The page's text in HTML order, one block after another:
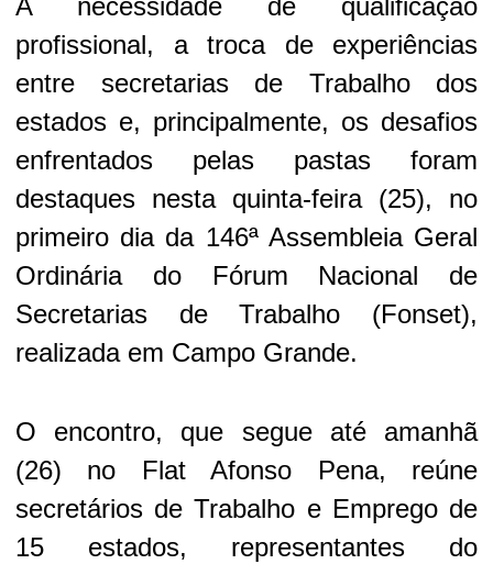
A necessidade de qualificação
profissional, a troca de experiências
entre secretarias de Trabalho dos
estados e, principalmente, os desafios
enfrentados pelas pastas foram
destaques nesta quinta-feira (25), no
primeiro dia da 146ª Assembleia Geral
Ordinária do Fórum Nacional de
Secretarias de Trabalho (Fonset),
realizada em Campo Grande.
O encontro, que segue até amanhã
(26) no Flat Afonso Pena, reúne
secretários de Trabalho e Emprego de
15 estados, representantes do